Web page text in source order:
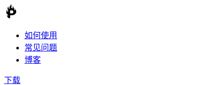
如何使用
常见问题
博客
下载